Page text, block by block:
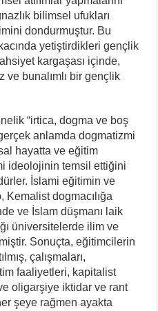
bilimsel ufukları
dondurmuştur. Bu
yetiştirdikleri gençlik
kargaşası içinde,
ve bunalımlı bir gençlik
“irtica, dogma ve boş
anlamda dogmatizmi
hayatta ve eğitim
ideolojinin temsil ettiğini
İslami eğitimin ve
Kemalist dogmacılığa
ve İslam düşmanı laik
üniversitelerde ilim ve
Sonuçta, eğitimcilerin
çalışmaları,
faaliyetleri, kapitalist
oligarşiye iktidar ve rant
şeye rağmen ayakta